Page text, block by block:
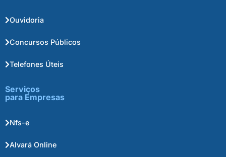
Ouvidoria
Concursos Públicos
Telefones Úteis
Serviços
para Empresas
Nfs-e
Alvará Online